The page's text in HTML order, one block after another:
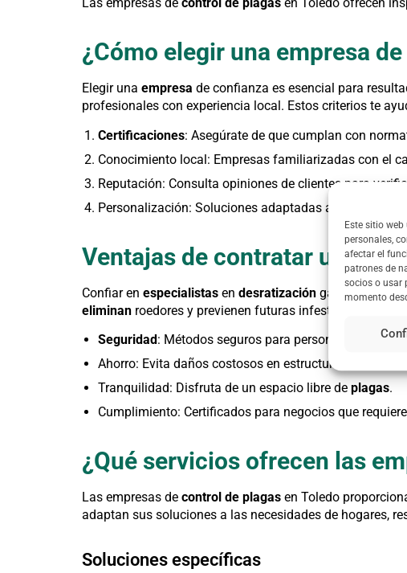
Este sitio
personales,
afectar el
patrones de
socios o usar
momento
Las empresas de control de plagas en Toledo ofrecen
¿Cómo elegir una empresa
Elegir una empresa de confianza es esencial para
profesionales con experiencia local. Estos criterios te
Certificaciones: Asegúrate de que cumplan con
Conocimiento local: Empresas familiarizadas con el
Reputación: Consulta opiniones de clientes para
Personalización: Soluciones adaptadas a hogares,
Ventajas de contratar una
Confiar en especialistas en desratización garantiza
eliminan roedores y previenen futuras infestaciones,
Seguridad : Métodos seguros para personas,
Ahorro: Evita daños costosos en estructuras o
Tranquilidad: Disfruta de un espacio libre de plagas.
Cumplimiento: Certificados para negocios que
¿Qué servicios ofrecen las
Las empresas de control de plagas en Toledo
adaptan sus soluciones a las necesidades de hogares,
Soluciones específicas